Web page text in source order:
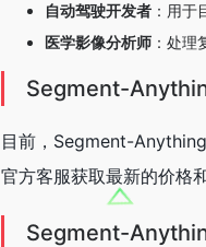
自动驾驶开发者 ：用于
医学影像分析师 ：处理
Segment-
目前，Segment-
官方客服获取最新的价格
Segment-